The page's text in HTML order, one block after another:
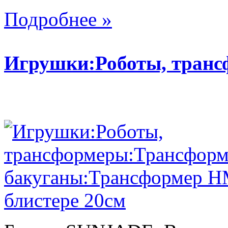
Подробнее »
Игрушки:Роботы,